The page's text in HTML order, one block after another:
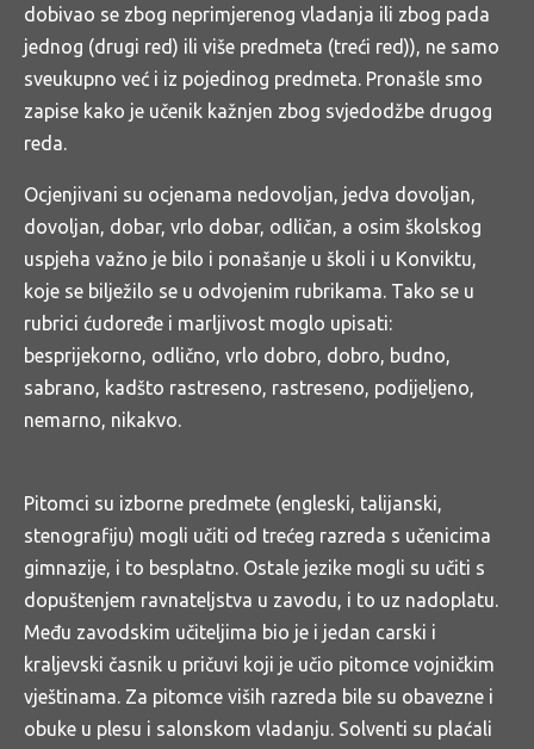
dobivao se zbog neprimjerenog vladanja ili zbog pada
jednog (drugi red) ili više predmeta (treći red)), ne samo
sveukupno već i iz pojedinog predmeta. Pronašle smo
zapise kako je učenik kažnjen zbog svjedodžbe drugog
reda.
Ocjenjivani su ocjenama nedovoljan, jedva dovoljan,
dovoljan, dobar, vrlo dobar, odličan, a osim školskog
uspjeha važno je bilo i ponašanje u školi i u Konviktu,
koje se bilježilo se u odvojenim rubrikama. Tako se u
rubrici ćudoređe i marljivost moglo upisati:
besprijekorno, odlično, vrlo dobro, dobro, budno,
sabrano, kadšto rastreseno, rastreseno, podijeljeno,
nemarno, nikakvo.
Pitomci su izborne predmete (engleski, talijanski,
stenografiju) mogli učiti od trećeg razreda s učenicima
gimnazije, i to besplatno. Ostale jezike mogli su učiti s
dopuštenjem ravnateljstva u zavodu, i to uz nadoplatu.
Među zavodskim učiteljima bio je i jedan carski i
kraljevski časnik u pričuvi koji je učio pitomce vojničkim
vještinama. Za pitomce viših razreda bile su obavezne i
obuke u plesu i salonskom vladanju. Solventi su plaćali